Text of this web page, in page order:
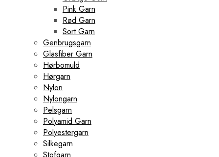
Pink Garn
Rød Garn
Sort Garn
Genbrugsgarn
Glasfiber Garn
Hørbomuld
Hørgarn
Nylon
Nylongarn
Pelsgarn
Polyamid Garn
Polyestergarn
Silkegarn
Stofgarn